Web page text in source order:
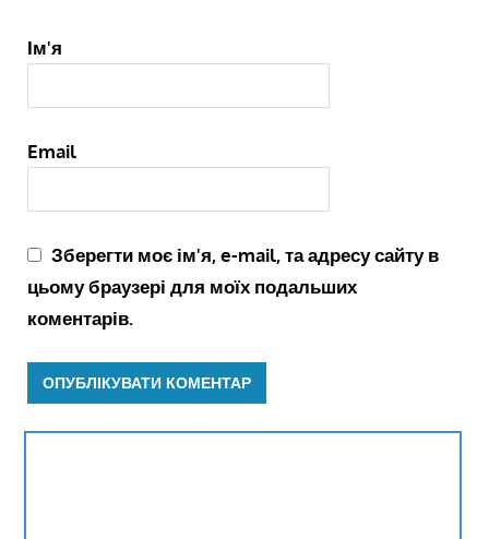
Ім'я
Email
Зберегти моє ім'я, e-mail, та адресу сайту в
цьому браузері для моїх подальших
коментарів.